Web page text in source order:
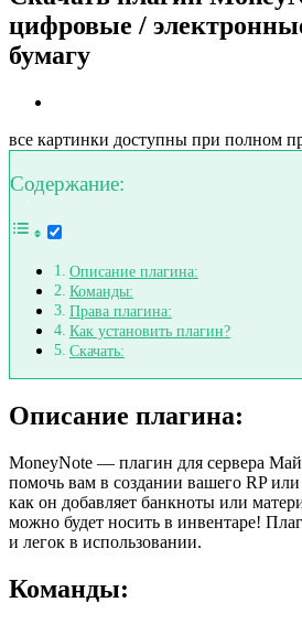
цифровые /
бумагу
все картинки доступны при полном
Содержание:
Описание плагина:
Команды:
Права плагина:
Как установить плагин?
Скачать:
Описание плагина:
MoneyNote — плагин для сервера
помочь вам в создании вашего RP или
как он добавляет банкноты или
можно будет носить в инвентаре!
и легок в использовании.
Команды: